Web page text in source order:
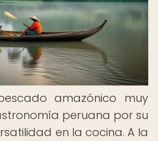
amazónico muy
peruana por su
en la cocina. A la